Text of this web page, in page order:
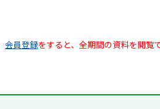
会員登録をすると、全期間の資料を閲覧